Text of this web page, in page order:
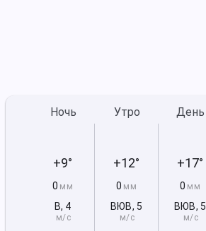
Ночь
+9°
0 мм
В, 4
м/с
Утро
+12°
0 мм
ВЮВ, 5
м/с
День
+17°
0 мм
ВЮВ, 5
м/с